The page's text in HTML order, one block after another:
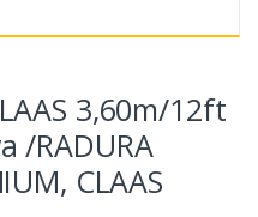
3,60m/12ft
/RADURA
CLAAS